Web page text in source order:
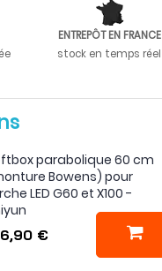
ENTREPÔT EN FRANCE
stock en temps réel
parabolique 60 cm
Bowens) pour
LED G60 et X100 -
€